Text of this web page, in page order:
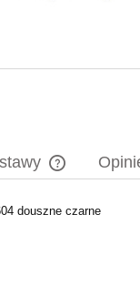
Cena nie
douszne czarne